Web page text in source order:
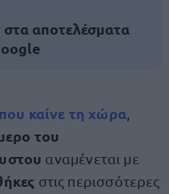
αποτελέσματα
καίνε τη χώρα
του
αναμένεται με
στις περισσότερες